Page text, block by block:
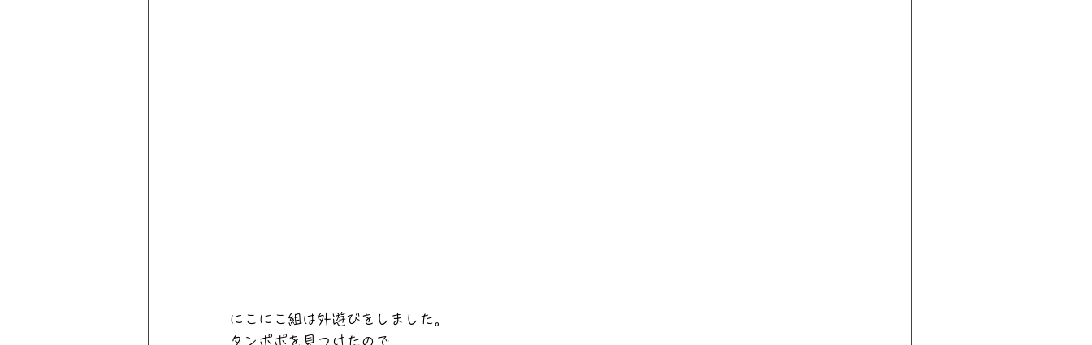
にこにこ組は外遊びをしました。
タンポポを見つけたので